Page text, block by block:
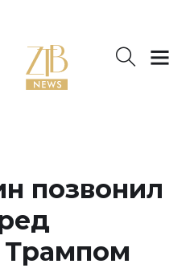
позвонил
Трампом